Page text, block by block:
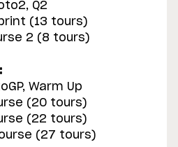
Q2
(13 tours)
2 (8 tours)
Warm Up
(20 tours)
(22 tours)
(27 tours)